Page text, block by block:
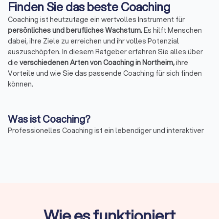
Finden Sie das beste Coaching
Coaching ist heutzutage ein wertvolles Instrument für
persönliches und berufliches Wachstum.Es hilft Menschen
dabei, ihre Ziele zu erreichen und ihr volles Potenzial
auszuschöpfen. In diesem Ratgeber erfahren Sie alles über
die verschiedenen Arten von Coaching in Northeim,ihre
Vorteile und wie Sie das passende Coaching für sich finden
können.
Was ist Coaching?
Professionelles Coaching ist ein lebendiger und interaktiver